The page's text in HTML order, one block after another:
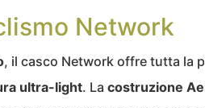
Network
, il casco Network offre tutta la
ultra-light. La costruzione